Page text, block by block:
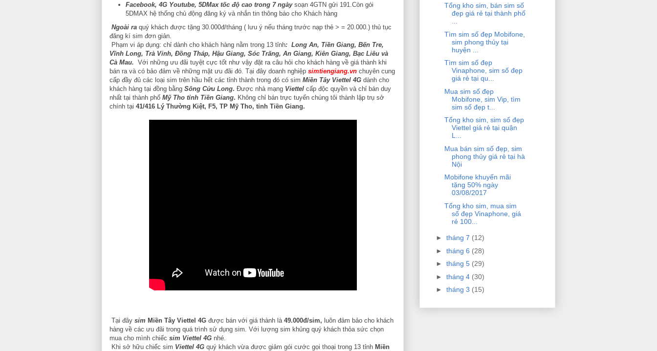
Facebook, 4G Youtube, 5DMax tốc độ cao trong 7 ngày soạn 4GTN gửi 191.Còn gói
5DMAX hệ thống chủ động đăng ký và nhắn tin thông báo cho Khách hàng
Ngoài ra quý khách được tặng 30.000đ/tháng ( lưu ý nếu tháng trước nạp thẻ > = 20.000.) thủ tục
đăng kí sim đơn giản.
Phạm vi áp dụng: chỉ dành cho khách hàng nằm trong 13 tỉnh: Long An, Tiền Giang, Bến Tre,
Vĩnh Long, Trà Vinh, Đồng Tháp, Hậu Giang, Sóc Trăng, An Giang, Kiên Giang, Bạc Liêu và
Cà Mau. Với những ưu đãi tuyệt cực tốt như vậy đặt ra câu hỏi cho khách hàng về giá thành khi
bán ra và có bảo đảm về những mặt ưu đãi đó. Tại đây doanh nghiệp simtiengiang.vn chuyên cung
cấp đầy đủ các loại sim trên hầu hết các tỉnh thành trong đó có sim Miền Tây Viettel 4G dành cho
khách hàng tại đồng bằng Sông Cửu Long. Được nhà mạng Viettel cấp độc quyền và chỉ bán duy
nhất tại thành phố Mỹ Tho tỉnh Tiền Giang. Không chỉ bán trực tuyến chúng tôi thành lập trụ sở
chính tại 41/416 Lý Thường Kiệt, F5, TP Mỹ Tho, tỉnh Tiền Giang.
Tại đây sim Miền Tây Viettel 4G được bán với giá thành là 49.000đ/sim, luôn đảm bảo cho khách
hàng về các ưu đãi trong quá trình sử dụng sim. Với lượng sim khủng quý khách thỏa sức chọn
mua cho mình chiếc sim Viettel 4G nhé.
Khi sở hữu chiếc sim Viettel 4G quý khách vừa được giảm gói cước gọi thoại trong 13 tỉnh Miền
Tổng kho sim, bán sim số
đẹp giá rẻ tại thành phố
...
Tìm sim số đẹp Mobifone,
sim phong thủy tại
huyện ...
Tìm sim số đẹp
Vinaphone, sim số đẹp
giá rẻ tại qu...
Mua sim số đẹp
Mobifone, sim Vip, tìm
sim số đẹp t...
Tổng kho sim, sim số đẹp
Viettel giá rẻ tại quận
L...
Mua bán sim số đẹp, sim
phong thủy giá rẻ tại hà
Nội
Mobifone khuyến mãi
tặng 50% ngày
03/08/2017
Tổng kho sim, mua sim
số đẹp Vinaphone, giá
rẻ 100...
► tháng 7 (12)
► tháng 6 (28)
► tháng 5 (29)
► tháng 4 (30)
► tháng 3 (15)